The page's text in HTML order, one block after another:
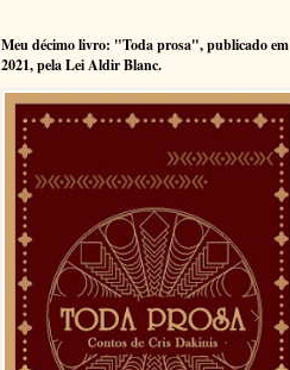
Meu décimo livro: "Toda prosa", publicado em
2021, pela Lei Aldir Blanc.